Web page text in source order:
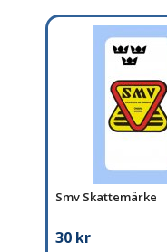
Smv Skattemärke
30 kr